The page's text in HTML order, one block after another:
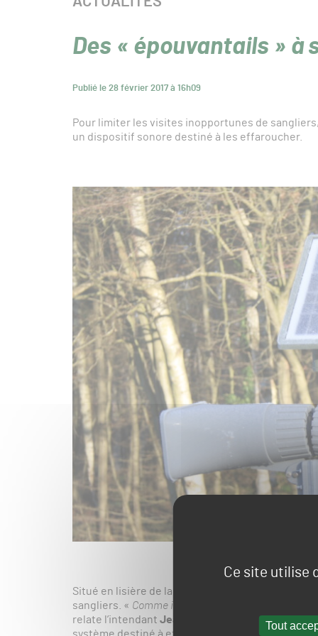
Ce site utilise
Tout
Des « épouvantails » à
Publié le 28 février 2017 à 16h09
Pour limiter les visites inopportunes de
un dispositif sonore destiné à les effaroucher.
Situé en lisière de la forêt de Saint-Germain-en-
sangliers. « Comme il y a des battues aux
relate l’intendant Jean-Marc Legrand
. Ces